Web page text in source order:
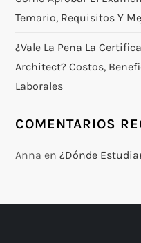
Temario, Requisitos Y
¿Vale La Pena La
Architect? Costos,
Laborales
COMENTARIOS
Anna en¿Dónde